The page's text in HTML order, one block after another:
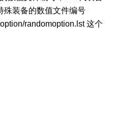
殊装备的数值文件编号
randomoption.lst 这个